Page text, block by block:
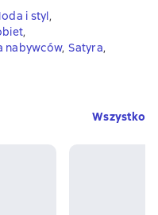
i styl,
,
nabywców, Satyra,
Wszystko